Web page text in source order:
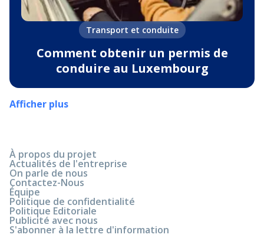
Transport et conduite
Comment obtenir un permis de
conduire au Luxembourg
Afficher plus
À propos du projet
Actualités de l'entreprise
On parle de nous
Contactez-Nous
Équipe
Politique de confidentialité
Politique Editoriale
Publicité avec nous
S'abonner à la lettre d'information